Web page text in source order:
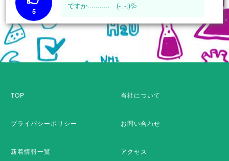
ですか........... (-_-;)💦
5
TOP 当社について
プライバシーポリシー お問い合わせ
新着情報一覧 アクセス